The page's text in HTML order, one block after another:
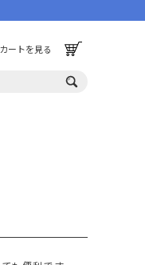
カートを見る